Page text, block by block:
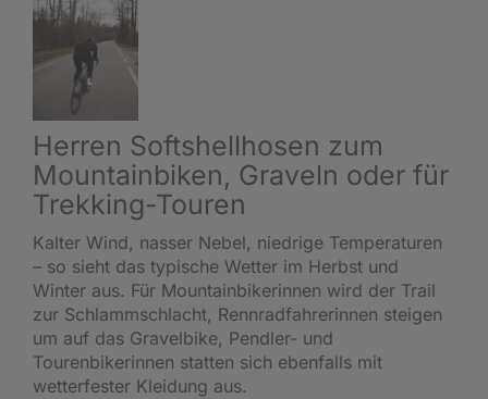
Herren Softshellhosen zum
Mountainbiken, Graveln oder für
Trekking-Touren
Kalter Wind, nasser Nebel, niedrige Temperaturen
– so sieht das typische Wetter im Herbst und
Winter aus. Für Mountainbikerinnen wird der Trail
zur Schlammschlacht, Rennradfahrerinnen steigen
um auf das Gravelbike, Pendler- und
Tourenbikerinnen statten sich ebenfalls mit
wetterfester Kleidung aus.